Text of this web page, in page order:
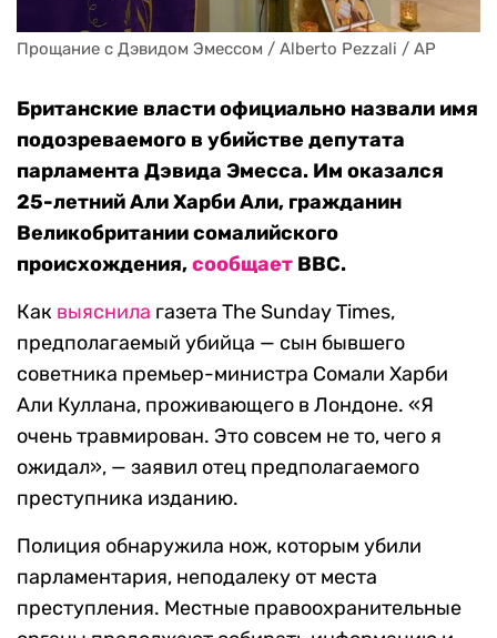
Прощание с Дэвидом Эмессом / Alberto Pezzali / AP
Британские власти официально назвали имя
подозреваемого в убийстве депутата
парламента Дэвида Эмесса. Им оказался
25-летний Али Харби Али, гражданин
Великобритании сомалийского
происхождения,сообщает BBC.
Как выяснила газета The Sunday Times,
предполагаемый убийца — сын бывшего
советника премьер-министра Сомали Харби
Али Куллана, проживающего в Лондоне. «Я
очень травмирован. Это совсем не то, чего я
ожидал», — заявил отец предполагаемого
преступника изданию.
Полиция обнаружила нож, которым убили
парламентария, неподалеку от места
преступления. Местные правоохранительные